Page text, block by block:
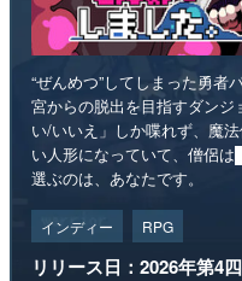
“ぜんめつ”してしまった勇者
宮からの脱出を目指すダン
い/いいえ」しか喋れず、魔
い人形になっていて、僧侶
選ぶのは、あなたです。
インディー RPG
リリース日：2026年第4